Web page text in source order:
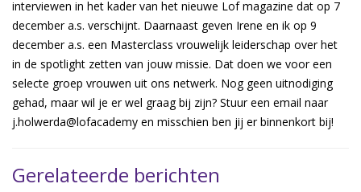
interviewen in het kader van het nieuwe Lof magazine dat op 7
december a.s. verschijnt. Daarnaast geven Irene en ik op 9
december a.s. een Masterclass vrouwelijk leiderschap over het
in de spotlight zetten van jouw missie. Dat doen we voor een
selecte groep vrouwen uit ons netwerk. Nog geen uitnodiging
gehad, maar wil je er wel graag bij zijn? Stuur een email naar
j.holwerda@lofacademy en misschien ben jij er binnenkort bij!
Gerelateerde berichten